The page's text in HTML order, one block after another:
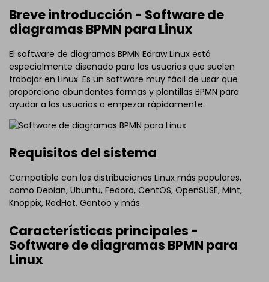
Breve introducción - Software de
diagramas BPMN para Linux
El software de diagramas BPMN Edraw Linux está
especialmente diseñado para los usuarios que suelen
trabajar en Linux. Es un software muy fácil de usar que
proporciona abundantes formas y plantillas BPMN para
ayudar a los usuarios a empezar rápidamente.
Requisitos del sistema
Compatible con las distribuciones Linux más populares,
como Debian, Ubuntu, Fedora, CentOS, OpenSUSE, Mint,
Knoppix, RedHat, Gentoo y más.
Características principales -
Software de diagramas BPMN para
Linux